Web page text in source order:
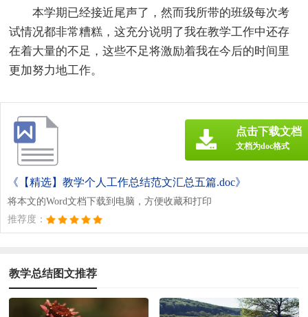
本学期已经接近尾声了，然而我所带的班级每次考
试情况都非常糟糕，这充分说明了我在教学工作中还存
在着大量的不足，这些不足将激励着我在今后的时间里
更加努力地工作。
《【精选】教学个人工作总结范文汇总五篇.doc》
将本文的Word文档下载到电脑，方便收藏和打印
推荐度：
点击下载文档
文档为doc格式
教学总结图文推荐